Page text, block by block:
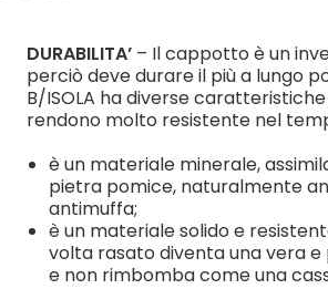
DURABILITA’ – Il cappotto è un
perciò deve durare il più a lungo
B/ISOLA ha diverse
rendono molto resistente nel
è un materiale minerale,
pietra pomice, naturalmente
antimuffa;
è un materiale solido e
volta rasato diventa una vera
e non rimbomba come una